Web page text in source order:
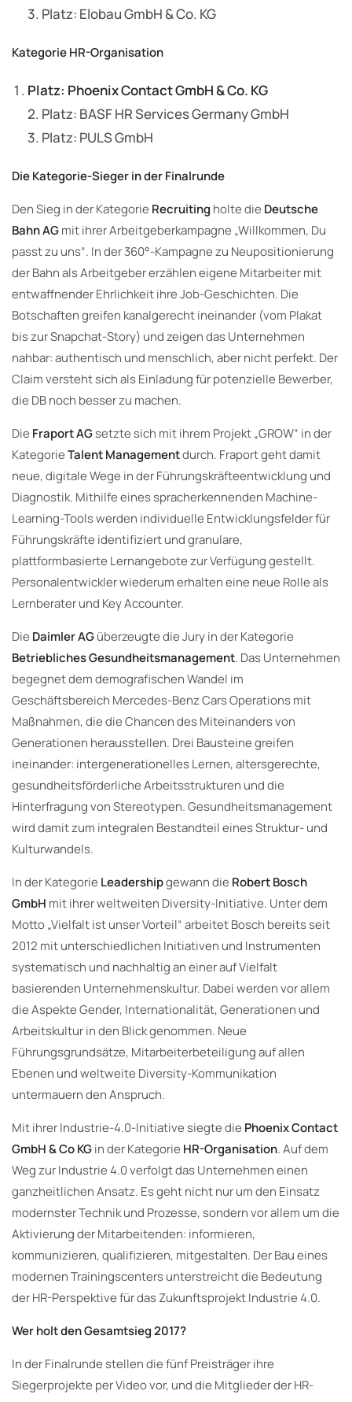
3. Platz: Elobau GmbH & Co. KG
Kategorie HR-Organisation
Platz: Phoenix Contact GmbH & Co. KG
2. Platz: BASF HR Services Germany GmbH
3. Platz: PULS GmbH
Die Kategorie-Sieger in der Finalrunde
Den Sieg in der Kategorie Recruiting holte die Deutsche
Bahn AGmit ihrer Arbeitgeberkampagne „Willkommen, Du
passt zu uns“. In der 360°-Kampagne zu Neupositionierung
der Bahn als Arbeitgeber erzählen eigene Mitarbeiter mit
entwaffnender Ehrlichkeit ihre Job-Geschichten. Die
Botschaften greifen kanalgerecht ineinander (vom Plakat
bis zur Snapchat-Story) und zeigen das Unternehmen
nahbar: authentisch und menschlich, aber nicht perfekt. Der
Claim versteht sich als Einladung für potenzielle Bewerber,
die DB noch besser zu machen.
Die Fraport AGsetzte sich mit ihrem Projekt „GROW“ in der
KategorieTalent Managementdurch. Fraport geht damit
neue, digitale Wege in der Führungskräfteentwicklung und
Diagnostik. Mithilfe eines spracherkennenden Machine-
Learning-Tools werden individuelle Entwicklungsfelder für
Führungskräfte identifiziert und granulare,
plattformbasierte Lernangebote zur Verfügung gestellt.
Personalentwickler wiederum erhalten eine neue Rolle als
Lernberater und Key Accounter.
Die Daimler AGüberzeugte die Jury in der Kategorie
Betriebliches Gesundheitsmanagement. Das Unternehmen
begegnet dem demografischen Wandel im
Geschäftsbereich Mercedes-Benz Cars Operations mit
Maßnahmen, die die Chancen des Miteinanders von
Generationen herausstellen. Drei Bausteine greifen
ineinander: intergenerationelles Lernen, altersgerechte,
gesundheitsförderliche Arbeitsstrukturen und die
Hinterfragung von Stereotypen. Gesundheitsmanagement
wird damit zum integralen Bestandteil eines Struktur- und
Kulturwandels.
In der Kategorie Leadershipgewann die Robert Bosch
GmbH mit ihrer weltweiten Diversity-Initiative. Unter dem
Motto „Vielfalt ist unser Vorteil“ arbeitet Bosch bereits seit
2012 mit unterschiedlichen Initiativen und Instrumenten
systematisch und nachhaltig an einer auf Vielfalt
basierenden Unternehmenskultur. Dabei werden vor allem
die Aspekte Gender, Internationalität, Generationen und
Arbeitskultur in den Blick genommen. Neue
Führungsgrundsätze, Mitarbeiterbeteiligung auf allen
Ebenen und weltweite Diversity-Kommunikation
untermauern den Anspruch.
Mit ihrer Industrie-4.0-Initiative siegte die Phoenix Contact
GmbH & Co KGin der Kategorie HR-Organisation. Auf dem
Weg zur Industrie 4.0 verfolgt das Unternehmen einen
ganzheitlichen Ansatz. Es geht nicht nur um den Einsatz
modernster Technik und Prozesse, sondern vor allem um die
Aktivierung der Mitarbeitenden: informieren,
kommunizieren, qualifizieren, mitgestalten. Der Bau eines
modernen Trainingscenters unterstreicht die Bedeutung
der HR-Perspektive für das Zukunftsprojekt Industrie 4.0.
Wer holt den Gesamtsieg 2017?
In der Finalrunde stellen die fünf Preisträger ihre
Siegerprojekte per Video vor, und die Mitglieder der HR-